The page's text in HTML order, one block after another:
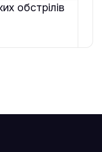
обстрілів